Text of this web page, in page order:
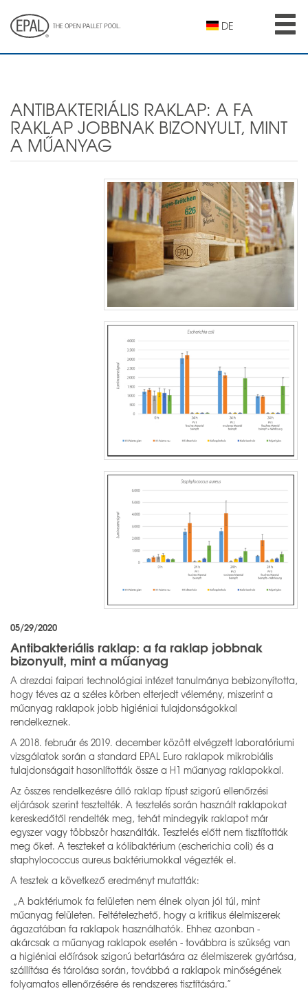
main
DE
ANTIBAKTERIÁLIS RAKLAP: A FA
RAKLAP JOBBNAK BIZONYULT, MINT
A MŰANYAG
05/29/2020
Antibakteriális raklap: a fa raklap jobbnak
bizonyult, mint a műanyag
A drezdai faipari technológiai intézet tanulmánya bebizonyította,
hogy téves az a széles körben elterjedt vélemény, miszerint a
műanyag raklapok jobb higiéniai tulajdonságokkal
rendelkeznek.
A 2018. február és 2019. december között elvégzett laboratóriumi
vizsgálatok során a standard EPAL Euro raklapok mikrobiális
tulajdonságait hasonlították össze a H1 műanyag raklapokkal.
Az összes rendelkezésre álló raklap típust szigorú ellenőrzési
eljárások szerint tesztelték. A tesztelés során használt raklapokat
kereskedőtől rendelték meg, tehát mindegyik raklapot már
egyszer vagy többször használták. Tesztelés előtt nem tisztították
meg őket. A teszteket a kólibaktérium (escherichia coli) és a
staphylococcus aureus baktériumokkal végezték el.
A tesztek a következő eredményt mutatták:
„A baktériumok fa felületen nem élnek olyan jól túl, mint
műanyag felületen. Feltételezhető, hogy a kritikus élelmiszerek
ágazatában fa raklapok használhatók. Ehhez azonban -
akárcsak a műanyag raklapok esetén - továbbra is szükség van
a higiéniai előírások szigorú betartására az élelmiszerek gyártása,
szállítása és tárolása során, továbbá a raklapok minőségének
folyamatos ellenőrzésére és rendszeres tisztítására.”